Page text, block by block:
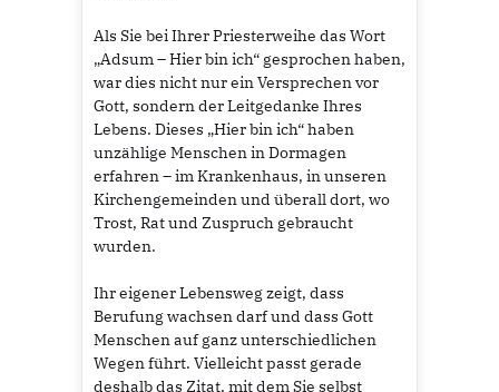
Als Sie bei Ihrer Priesterweihe das Wort
„Adsum – Hier bin ich“ gesprochen haben,
war dies nicht nur ein Versprechen vor
Gott, sondern der Leitgedanke Ihres
Lebens. Dieses „Hier bin ich“ haben
unzählige Menschen in Dormagen
erfahren – im Krankenhaus, in unseren
Kirchengemeinden und überall dort, wo
Trost, Rat und Zuspruch gebraucht
wurden.
Ihr eigener Lebensweg zeigt, dass
Berufung wachsen darf und dass Gott
Menschen auf ganz unterschiedlichen
Wegen führt. Vielleicht passt gerade
deshalb das Zitat, mit dem Sie selbst